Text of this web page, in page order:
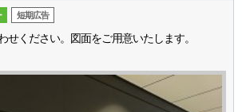
短期広告
せください。図面をご用意いたします。